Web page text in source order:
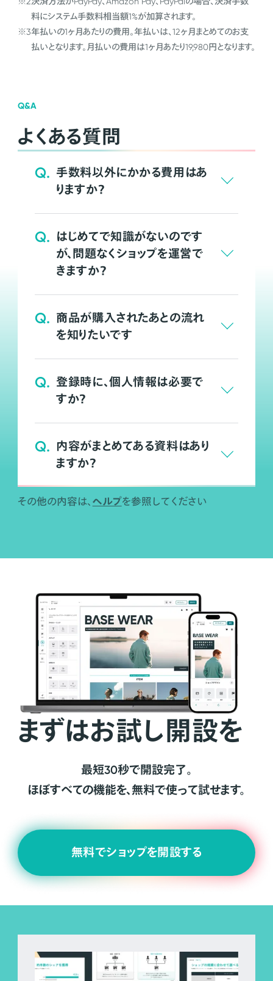
料にシステム手数料相当額1%が加算されます。
※3年払いの1ヶ月あたりの費用。年払いは、12ヶ月まとめてのお支
払いとなります。月払いの費用は1ヶ月あたり19,980円となります。
Q&A
よくある質問
Q. 手数料以外にかかる費用はあ
りますか？
Q. はじめてで知識がないのです
が、問題なくショップを運営で
きますか？
Q. 商品が購入されたあとの流れ
を知りたいです
Q. 登録時に、個人情報は必要で
すか？
Q. 内容がまとめてある資料はあり
ますか？
その他の内容は、 ヘルプを参照してください
まずはお試し開設を
最短30秒で開設完了。
ほぼすべての機能を、無料で使って試せます。
無料でショップを開設する